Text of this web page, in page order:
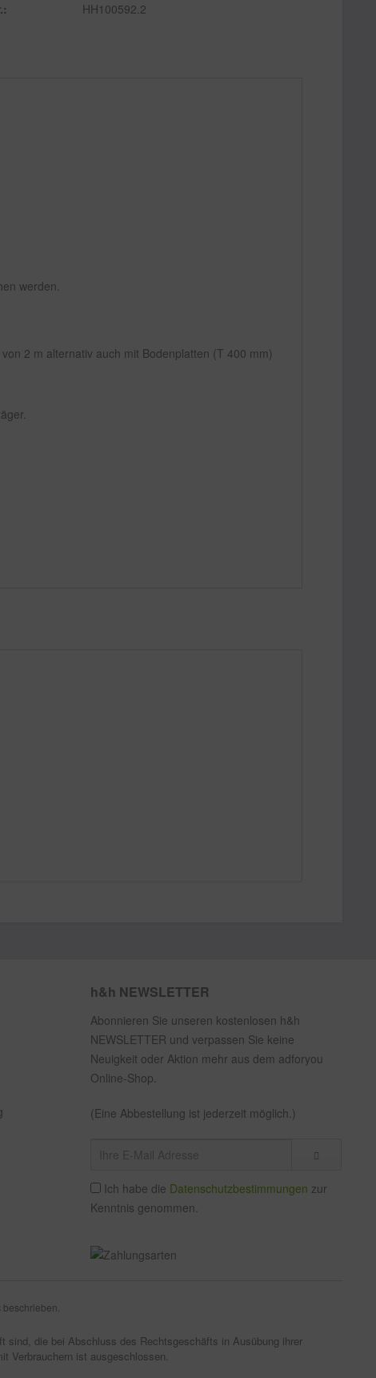
HH100592.2
werden.
2 m alternativ auch mit Bodenplatten (T 400 mm)
h&h NEWSLETTER
Abonnieren Sie unseren kostenlosen h&h
NEWSLETTER und verpassen Sie keine
Neuigkeit oder Aktion mehr aus dem adforyou
Online-Shop.
(Eine Abbestellung ist jederzeit möglich.)
Ich habe die Datenschutzbestimmungen zur
Kenntnis genommen.
beschrieben.
sind, die bei Abschluss des Rechtsgeschäfts in Ausübung ihrer
Verbrauchern ist ausgeschlossen.